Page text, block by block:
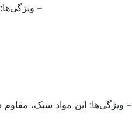
–
– ویژگی‌ها: این مواد سبک، مقاوم